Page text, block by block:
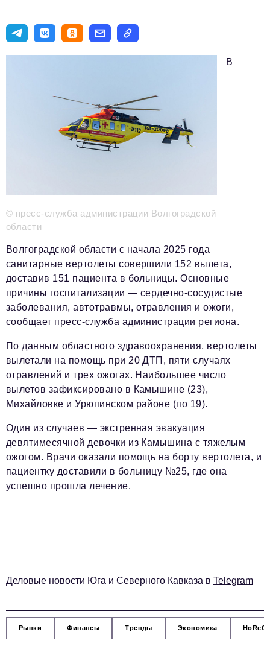
Авто
Красота и здоровье
Технологии
Политика
Промышленность
Общество
Телеком
Социальная сфера
ЖКХ
Образование
Новости компании
Фоторепортажи
Отдел рекламы
reklama@business-magazine.online
© пресс-служба администрации Волгоградской
области
В
Волгоградской области с начала 2025 года
санитарные вертолеты совершили 152 вылета,
доставив 151 пациента в больницы. Основные
причины госпитализации — сердечно-сосудистые
заболевания, автотравмы, отравления и ожоги,
сообщает пресс-служба администрации региона.
По данным областного здравоохранения, вертолеты
вылетали на помощь при 20 ДТП, пяти случаях
отравлений и трех ожогах. Наибольшее число
вылетов зафиксировано в Камышине (23),
Михайловке и Урюпинском районе (по 19).
Один из случаев — экстренная эвакуация
девятимесячной девочки из Камышина с тяжелым
ожогом. Врачи оказали помощь на борту вертолета, и
пациентку доставили в больницу №25, где она
успешно прошла лечение.
Деловые новости Юга и Северного Кавказа в Telegram
Рынки Финансы Тренды Экономика HoReCa